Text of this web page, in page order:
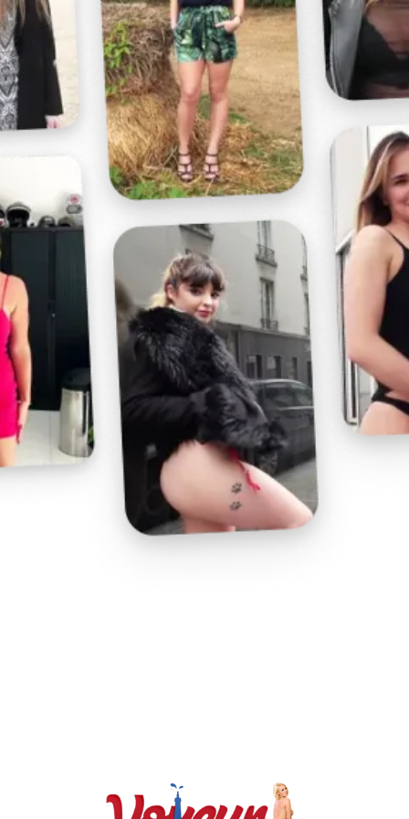
Profitez d'un essai 24h pour seulement 2€ !
Découvrir !
Basculer
navigation
VIDÉO À PROPOS
C'EST LA FIN...
00:45 - 5 628 vues
Video